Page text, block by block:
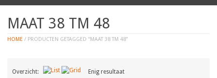
MAAT 38 TM 48
HOME / PRODUCTEN GETAGGED “MAAT 38 TM 48”
Overzicht: Enig resultaat